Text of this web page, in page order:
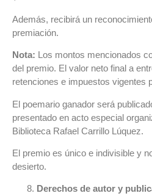
Además, recibirá un
premiación.
Nota: Los montos mencionados
del premio. El valor neto final a
retenciones e impuestos vigentes
El poemario ganador será
presentado en acto especial
Biblioteca Rafael Carrillo Lúquez.
El premio es único e indivisible y
desierto.
Derechos de autor y